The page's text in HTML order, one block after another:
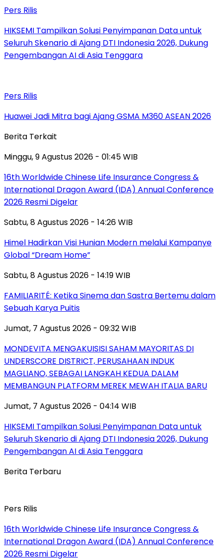
Pers Rilis
HIKSEMI Tampilkan Solusi Penyimpanan Data untuk
Seluruh Skenario di Ajang DTI Indonesia 2026, Dukung
Pengembangan AI di Asia Tenggara
Pers Rilis
Huawei Jadi Mitra bagi Ajang GSMA M360 ASEAN 2026
Berita Terkait
Minggu, 9 Agustus 2026 - 01:45 WIB
16th Worldwide Chinese Life Insurance Congress &
International Dragon Award (IDA) Annual Conference
2026 Resmi Digelar
Sabtu, 8 Agustus 2026 - 14:26 WIB
Himel Hadirkan Visi Hunian Modern melalui Kampanye
Global “Dream Home”
Sabtu, 8 Agustus 2026 - 14:19 WIB
FAMILIARITÉ: Ketika Sinema dan Sastra Bertemu dalam
Sebuah Karya Puitis
Jumat, 7 Agustus 2026 - 09:32 WIB
MONDEVITA MENGAKUISISI SAHAM MAYORITAS DI
UNDERSCORE DISTRICT, PERUSAHAAN INDUK
MAGLIANO, SEBAGAI LANGKAH KEDUA DALAM
MEMBANGUN PLATFORM MEREK MEWAH ITALIA BARU
Jumat, 7 Agustus 2026 - 04:14 WIB
HIKSEMI Tampilkan Solusi Penyimpanan Data untuk
Seluruh Skenario di Ajang DTI Indonesia 2026, Dukung
Pengembangan AI di Asia Tenggara
Berita Terbaru
Pers Rilis
16th Worldwide Chinese Life Insurance Congress &
International Dragon Award (IDA) Annual Conference
2026 Resmi Digelar